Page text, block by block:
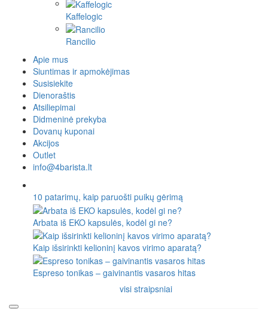
Kaffelogic
Rancilio
Apie mus
Siuntimas ir apmokėjimas
Susisiekite
Dienoraštis
Atsiliepimai
Didmeninė prekyba
Dovanų kuponai
Akcijos
Outlet
info@4barista.lt
10 patarimų, kaip paruošti puikų gėrimą
Arbata iš EKO kapsulės, kodėl gi ne?
Kaip išsirinkti kelioninį kavos virimo aparatą?
Espreso tonikas – gaivinantis vasaros hitas
visi straipsniai